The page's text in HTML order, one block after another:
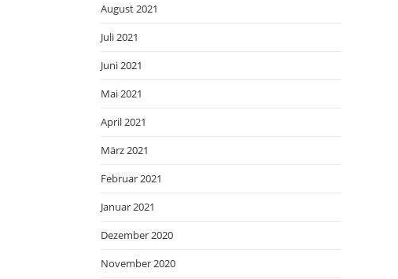
August 2021
Juli 2021
Juni 2021
Mai 2021
April 2021
März 2021
Februar 2021
Januar 2021
Dezember 2020
November 2020